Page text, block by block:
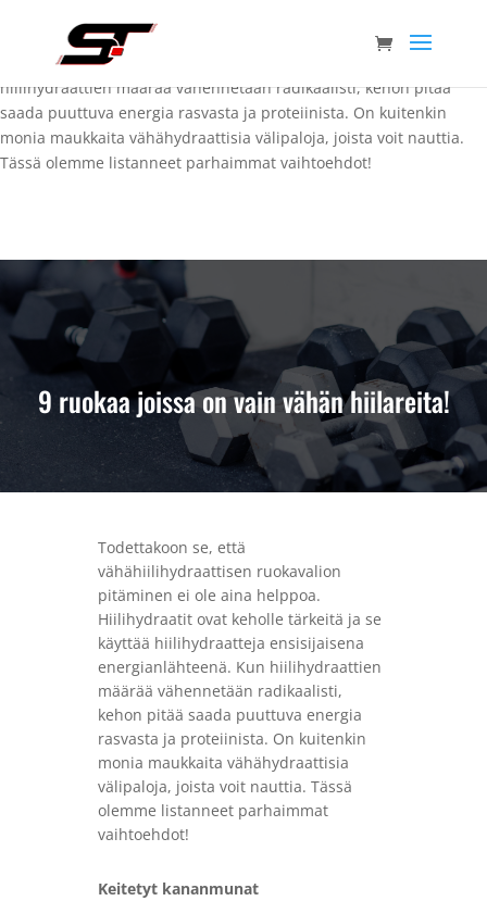
ei ole aina helppoa. Hiilihydraatit ovat keholle tärkeitä ja se
käyttää hiilihydraatteja ensisijaisena energianlähteenä. Kun
hiilihydraattien määrää vähennetään radikaalisti, kehon pitää
saada puuttuva energia rasvasta ja proteiinista. On kuitenkin
monia maukkaita vähähydraattisia välipaloja, joista voit nauttia.
Tässä olemme listanneet parhaimmat vaihtoehdot!
9 ruokaa joissa on vain vähän hiilareita!
Todettakoon se, että
vähähiilihydraattisen ruokavalion
pitäminen ei ole aina helppoa.
Hiilihydraatit ovat keholle tärkeitä ja se
käyttää hiilihydraatteja ensisijaisena
energianlähteenä. Kun hiilihydraattien
määrää vähennetään radikaalisti,
kehon pitää saada puuttuva energia
rasvasta ja proteiinista. On kuitenkin
monia maukkaita vähähydraattisia
välipaloja, joista voit nauttia. Tässä
olemme listanneet parhaimmat
vaihtoehdot!
Keitetyt kananmunat